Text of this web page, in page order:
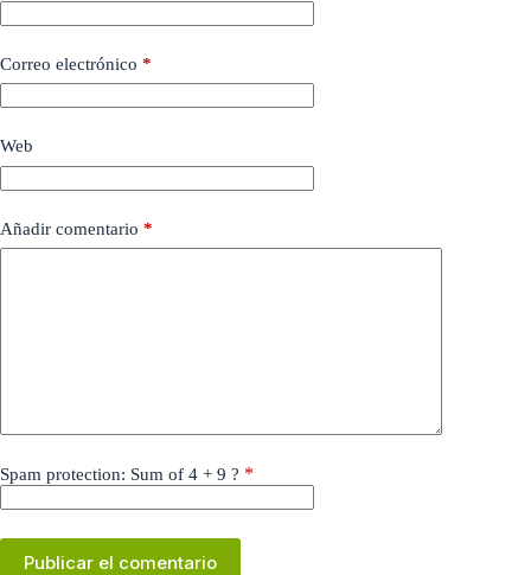
Correo electrónico *
Web
Añadir comentario *
Spam protection: Sum of 4 + 9 ? *
Publicar el comentario